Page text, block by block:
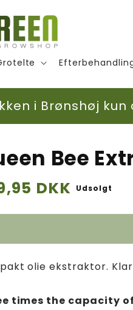
i Brønshøj kun
Bee
DKK Udsolgt
olie ekstraktor.
times the capacity